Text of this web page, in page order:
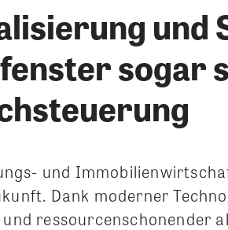
und
sogar
und
Dank moderner
ressourcenschonender